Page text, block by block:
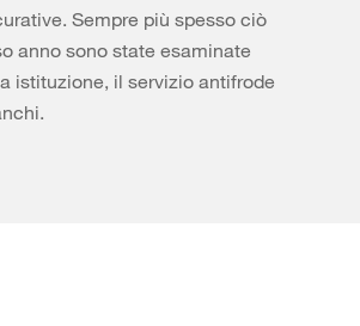
Sempre più spesso ciò
anno sono state esaminate
istituzione, il servizio antifrode